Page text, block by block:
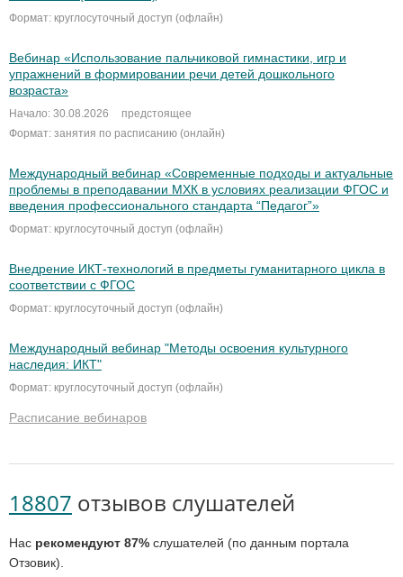
Формат: круглосуточный доступ (офлайн)
Вебинар «Использование пальчиковой гимнастики, игр и
упражнений в формировании речи детей дошкольного
возраста»
Начало: 30.08.2026
предстоящее
Формат: занятия по расписанию (онлайн)
Международный вебинар «Современные подходы и актуальные
проблемы в преподавании МХК в условиях реализации ФГОС и
введения профессионального стандарта “Педагог”»
Формат: круглосуточный доступ (офлайн)
Внедрение ИКТ-технологий в предметы гуманитарного цикла в
соответствии с ФГОС
Формат: круглосуточный доступ (офлайн)
Международный вебинар "Методы освоения культурного
наследия: ИКТ"
Формат: круглосуточный доступ (офлайн)
Расписание вебинаров
18807 отзывов слушателей
Нас рекомендуют 87% слушателей (по данным портала
Отзовик).